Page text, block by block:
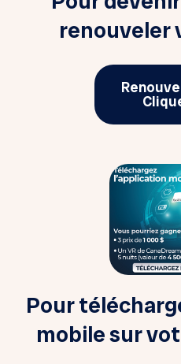
renouveler
Pour
mobile sur